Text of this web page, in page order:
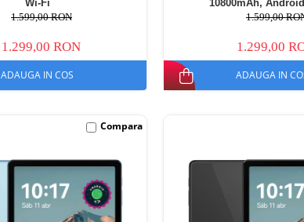
Wi-Fi
1.599,00 RON
1.299,00 RON
ADAUGA IN COS
10800mAh,
1.599,00
1.299,00
ADAUGA IN
Compara